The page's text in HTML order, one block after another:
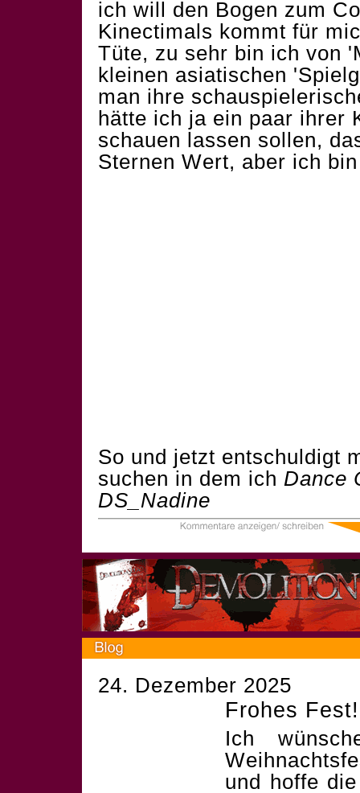
ich will den Bogen zum
Kinectimals kommt für
Tüte, zu sehr bin ich von
kleinen asiatischen
man ihre
hätte ich ja ein paar ihrer
schauen lassen sollen,
Sternen Wert, aber ich
So und jetzt entschuldigt
suchen in dem ich Dance
DS_Nadine
24. Dezember 2025
Frohes Fest!
Ich
und hoffe